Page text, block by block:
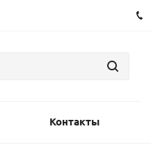
Контакты